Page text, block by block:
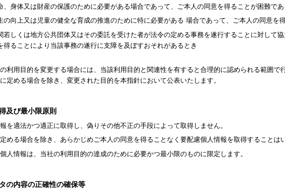
、身体又は財産の保護のために必要がある場合であって、ご本人の同意を得ることが困難であ
の向上又は児童の健全な育成の推進のために特に必要がある 場合であって、ご本人の同意を
若しくは地方公共団体又はその委託を受けた者が法令の定める事務を遂行することに対して
得ることにより当該事務の遂行に支障を及ぼすおそれがあるとき
利用目的を変更する場合には、当該利用目的と関連性を有すると合理的に認められる範囲で
定める場合を除き、変更された目的を本指針において公表いたします。
及び最小限原則
を適法かつ適正に取得し、偽りその他不正の手段によって取得しません。
める場合を除き、あらかじめご本人の同意を得ることなく要配慮個人情報を取得することは
人情報は、当社の利用目的の達成のために必要かつ最小限のものに限定します。
の内容の正確性の確保等